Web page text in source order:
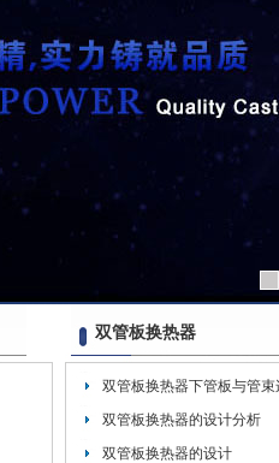
双管板换热器
双管板换热器下管板与管束
探讨
双管板换热器的设计分析
双管板换热器的设计